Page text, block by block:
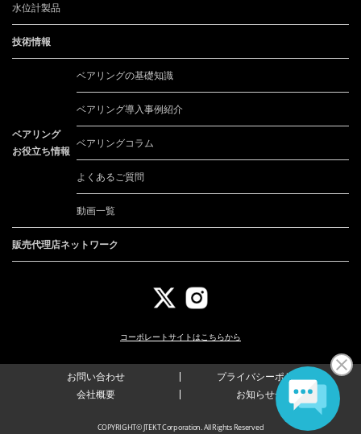
水位計製品
技術情報
ベアリング
お役立ち情報
ベアリングの基礎知識
ベアリング導入事例紹介
ベアリングコラム
よくあるご質問
動画一覧
販売代理店ネットワーク
コーポレートサイトはこちらから
お問い合わせ
プライバシーポリシー
会社概要
お知らせ一覧
COPYRIGHT© JTEKT Corporation. All Rights Reserved